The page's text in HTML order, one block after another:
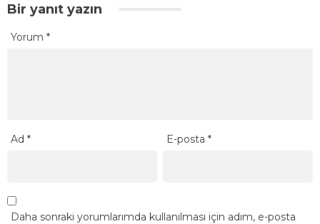
Bir yanıt yazın
Yorum *
Ad * E-posta*
Daha sonraki yorumlarımda kullanılması için adım, e-posta